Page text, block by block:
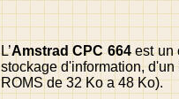
L’Amstrad CPC 664est un
stockage d'information,
ROMS de 32 Ko a 48 Ko).